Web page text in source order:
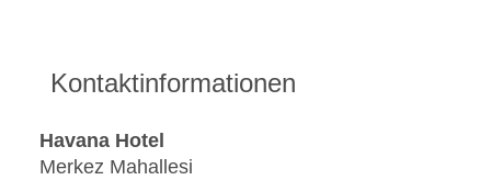
Kontaktinformationen
Havana Hotel
Merkez Mahallesi